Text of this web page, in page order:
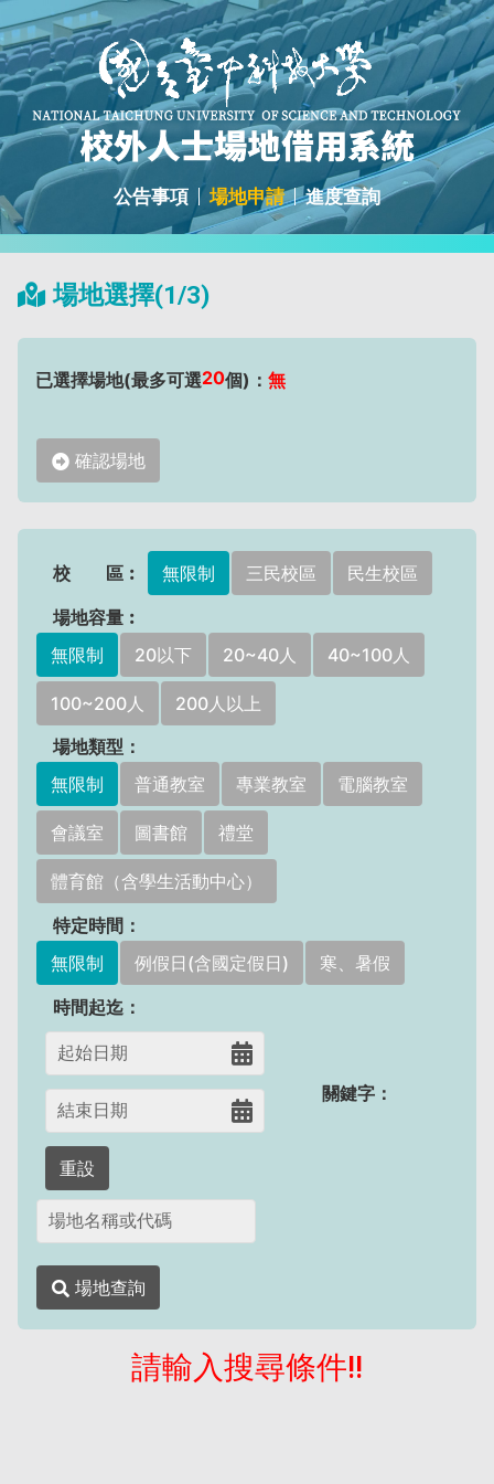
公告事項 場地申請 進度查詢
場地選擇(1/3)
已選擇場地(最多可選20個)： 無
確認場地
校 區︰ 無限制 三民校區
民生校區
場地容量︰
無限制
20以下 20~40人 40~100人
100~200人
200人以上
場地類型：
無限制
普通教室 專業教室 電腦教室
會議室 圖書館 禮堂
體育館（含學生活動中心）
特定時間：
無限制
例假日(含國定假日)
寒、暑假
時間起迄：
重設
關鍵字：
場地查詢
請輸入搜尋條件!!